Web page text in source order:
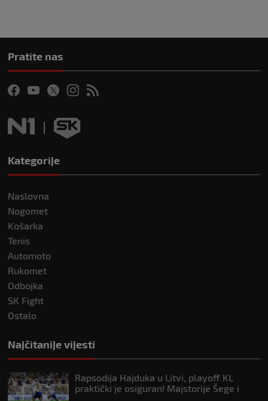
Pratite nas
Kategorije
Naslovna
Nogomet
Košarka
Tenis
Automoto
Rukomet
Odbojka
SK Fight
Ostalo
Najčitanije vijesti
Rapsodija Hajduka u Litvi, playoff KL
praktički je osiguran! Majstorije Šege i